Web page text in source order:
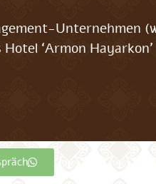
Unternehmen
‘Armon